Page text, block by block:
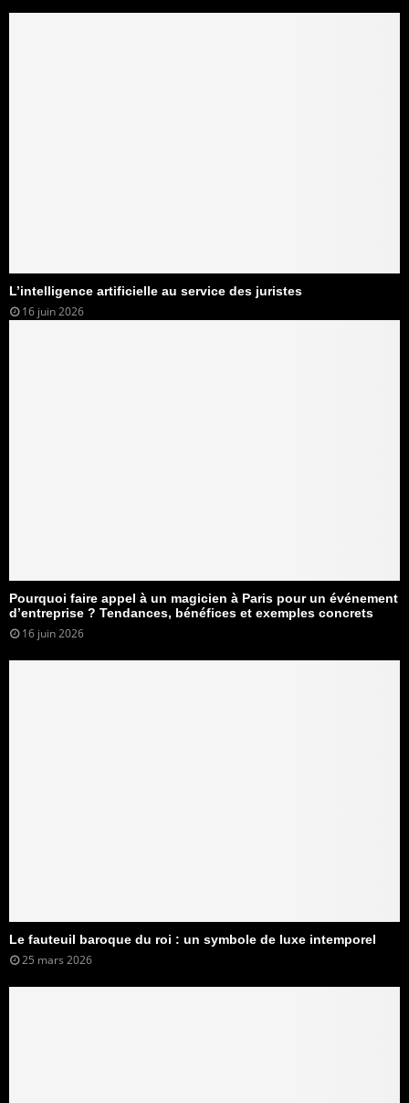
L’intelligence artificielle au service des juristes
16 juin 2026
Pourquoi faire appel à un magicien à Paris pour un événement
d’entreprise ? Tendances, bénéfices et exemples concrets
16 juin 2026
Le fauteuil baroque du roi : un symbole de luxe intemporel
25 mars 2026